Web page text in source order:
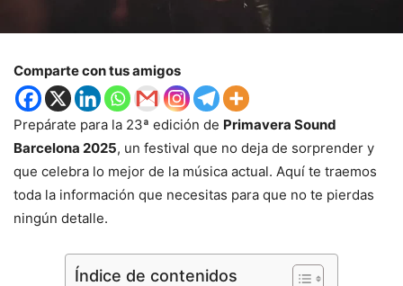
Comparte con tus amigos
Prepárate para la 23ª edición de Primavera Sound
Barcelona 2025, un festival que no deja de sorprender y
que celebra lo mejor de la música actual. Aquí te traemos
toda la información que necesitas para que no te pierdas
ningún detalle.
Índice de contenidos